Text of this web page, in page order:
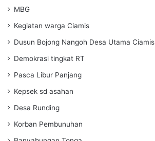
MBG
Kegiatan warga Ciamis
Dusun Bojong Nangoh Desa Utama Ciamis
Demokrasi tingkat RT
Pasca Libur Panjang
Kepsek sd asahan
Desa Runding
Korban Pembunuhan